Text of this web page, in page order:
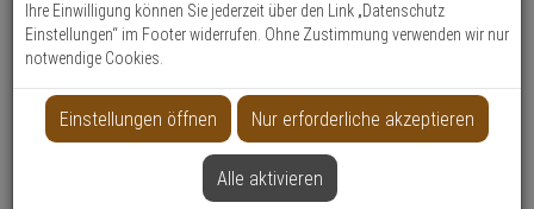
SucheProduktmerkmale
Zylinder messen
Ihre Einwilligung können Sie jederzeit über den Link „Datenschutz
Einstellungen“ im Footer widerrufen. Ohne Zustimmung verwenden wir nur
notwendige Cookies.
Einstellungen öffnen Nur erforderliche akzeptieren
Alle aktivieren